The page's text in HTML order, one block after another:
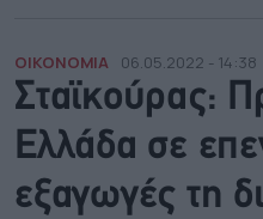
ΟΙΚΟΝΟΜΙΑ 06.05.2022 - 14:38
Σταϊκούρας:
Ελλάδα σε
εξαγωγές τη